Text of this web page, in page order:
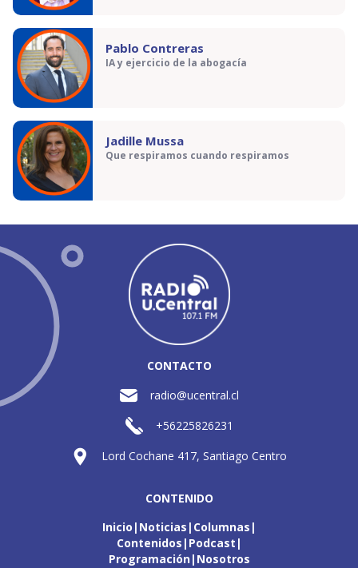
Pablo Contreras
IA y ejercicio de la abogacía
Jadille Mussa
Que respiramos cuando respiramos
CONTACTO
radio@ucentral.cl
+56225826231
Lord Cochane 417, Santiago Centro
CONTENIDO
Inicio Noticias Columnas
Contenidos Podcast
Programación Nosotros